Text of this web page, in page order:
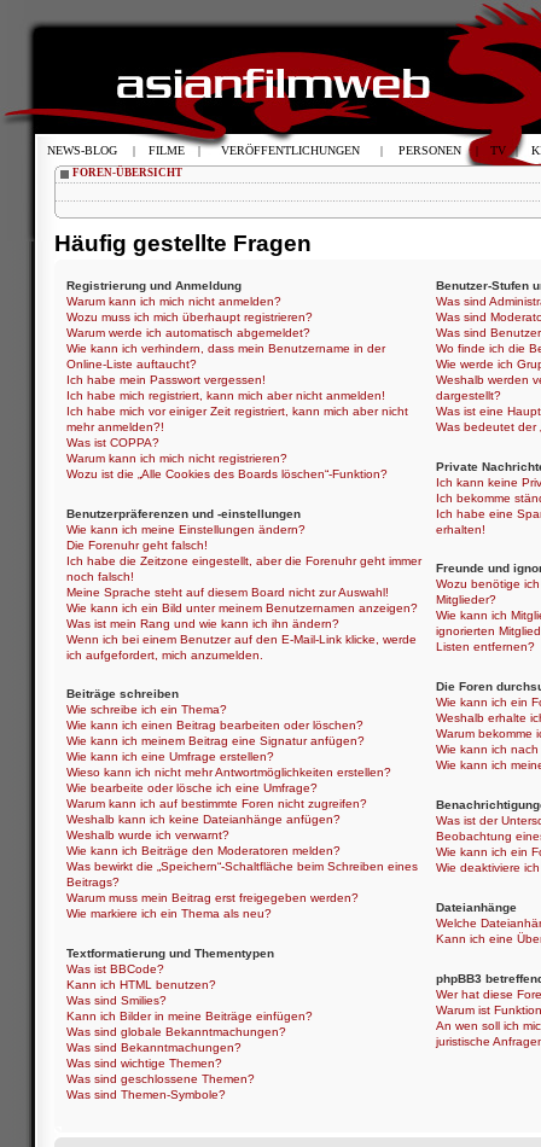
FOREN-ÜBERSICHT
Häufig gestellte Fragen
Registrierung und Anmeldung
Warum kann ich mich nicht anmelden?
Wozu muss ich mich überhaupt registrieren?
Warum werde ich automatisch abgemeldet?
Wie kann ich verhindern, dass mein Benutzername in der
Online-Liste auftaucht?
Ich habe mein Passwort vergessen!
Ich habe mich registriert, kann mich aber nicht anmelden!
Ich habe mich vor einiger Zeit registriert, kann mich aber nicht
mehr anmelden?!
Was ist COPPA?
Warum kann ich mich nicht registrieren?
Wozu ist die „Alle Cookies des Boards löschen“-Funktion?
Benutzerpräferenzen und -einstellungen
Wie kann ich meine Einstellungen ändern?
Die Forenuhr geht falsch!
Ich habe die Zeitzone eingestellt, aber die Forenuhr geht immer
noch falsch!
Meine Sprache steht auf diesem Board nicht zur Auswahl!
Wie kann ich ein Bild unter meinem Benutzernamen anzeigen?
Was ist mein Rang und wie kann ich ihn ändern?
Wenn ich bei einem Benutzer auf den E-Mail-Link klicke, werde
ich aufgefordert, mich anzumelden.
Beiträge schreiben
Wie schreibe ich ein Thema?
Wie kann ich einen Beitrag bearbeiten oder löschen?
Wie kann ich meinem Beitrag eine Signatur anfügen?
Wie kann ich eine Umfrage erstellen?
Wieso kann ich nicht mehr Antwortmöglichkeiten erstellen?
Wie bearbeite oder lösche ich eine Umfrage?
Warum kann ich auf bestimmte Foren nicht zugreifen?
Weshalb kann ich keine Dateianhänge anfügen?
Weshalb wurde ich verwarnt?
Wie kann ich Beiträge den Moderatoren melden?
Was bewirkt die „Speichern“-Schaltfläche beim Schreiben eines
Beitrags?
Warum muss mein Beitrag erst freigegeben werden?
Wie markiere ich ein Thema als neu?
Textformatierung und Thementypen
Was ist BBCode?
Kann ich HTML benutzen?
Was sind Smilies?
Kann ich Bilder in meine Beiträge einfügen?
Was sind globale Bekanntmachungen?
Was sind Bekanntmachungen?
Was sind wichtige Themen?
Was sind geschlossene Themen?
Was sind Themen-Symbole?
Benutzer-Stufen
Was sind
Was sind
Was sind
Wo finde ich die
Wie werde ich
Weshalb werden
dargestellt?
Was ist eine
Was bedeutet der
Private
Ich kann keine
Ich bekomme
Ich habe eine
erhalten!
Freunde und
Wozu benötige
Mitglieder?
Wie kann ich
ignorierten
Listen entfernen?
Die Foren
Wie kann ich ein
Weshalb erhalte
Warum bekomme
Wie kann ich
Wie kann ich
Was ist der
Beobachtung
Wie kann ich ein
Wie deaktiviere
Dateianhänge
Welche
Kann ich eine
phpBB3
Wer hat diese
Warum ist
An wen soll ich
juristische
NEWS-BLOG | FILME | VERÖFFENTLICHUNGEN | PERSONEN | TV |